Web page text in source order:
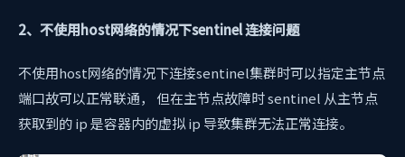
2、不使用host网络的情况下sentinel 连接问题
不使用host网络的情况下连接sentinel集群时可以指定主节点
端口故可以正常联通， 但在主节点故障时 sentinel 从主节点
获取到的 ip 是容器内的虚拟 ip 导致集群无法正常连接。